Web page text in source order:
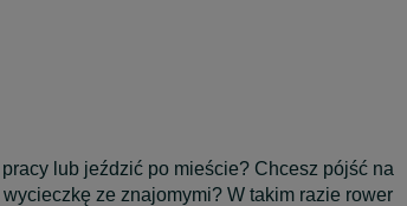
lub jeździć po mieście? Chcesz pójść na
ze znajomymi? W takim razie rower